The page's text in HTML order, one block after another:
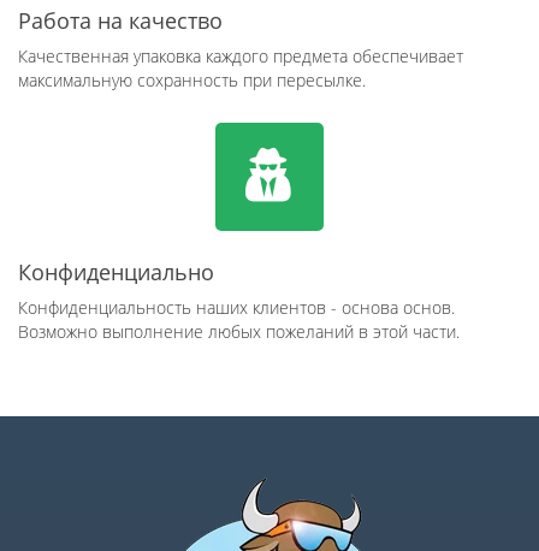
Работа на качество
Качественная упаковка каждого предмета обеспечивает
максимальную сохранность при пересылке.
Конфиденциально
Конфиденциальность наших клиентов - основа основ.
Возможно выполнение любых пожеланий в этой части.